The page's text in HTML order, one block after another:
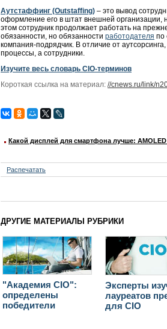
Аутстаффинг (Outstaffing) – это вывод
оформление его в штат внешней организации,
этом сотрудник продолжает работать на
обязанности, но обязанности работодателя по
компания-подрядчик. В отличие от
процессы, а сотрудники.
Изучите весь словарь CIO-терминов
Короткая ссылка на материал: //cnews.ru/link/
Какой дисплей для смартфона лучше:
Распечатать
ДРУГИЕ МАТЕРИАЛЫ РУБРИКИ
"Академия CIO":
определены
победители
Эксперты
лауреатов
для CIO